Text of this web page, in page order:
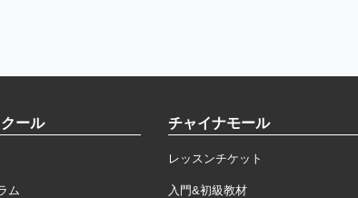
ール
ム
チャイナモール
レッスンチケット
入門&初級教材